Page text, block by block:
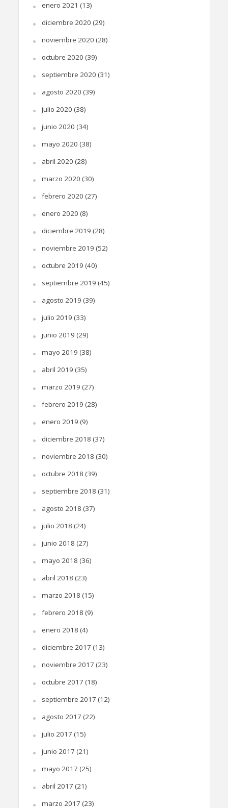
enero 2021 (13)
diciembre 2020 (29)
noviembre 2020 (28)
octubre 2020 (39)
septiembre 2020 (31)
agosto 2020 (39)
julio 2020 (38)
junio 2020 (34)
mayo 2020 (38)
abril 2020 (28)
marzo 2020 (30)
febrero 2020 (27)
enero 2020 (8)
diciembre 2019 (28)
noviembre 2019 (52)
octubre 2019 (40)
septiembre 2019 (45)
agosto 2019 (39)
julio 2019 (33)
junio 2019 (29)
mayo 2019 (38)
abril 2019 (35)
marzo 2019 (27)
febrero 2019 (28)
enero 2019 (9)
diciembre 2018 (37)
noviembre 2018 (30)
octubre 2018 (39)
septiembre 2018 (31)
agosto 2018 (37)
julio 2018 (24)
junio 2018 (27)
mayo 2018 (36)
abril 2018 (23)
marzo 2018 (15)
febrero 2018 (9)
enero 2018 (4)
diciembre 2017 (13)
noviembre 2017 (23)
octubre 2017 (18)
septiembre 2017 (12)
agosto 2017 (22)
julio 2017 (15)
junio 2017 (21)
mayo 2017 (25)
abril 2017 (21)
marzo 2017 (23)